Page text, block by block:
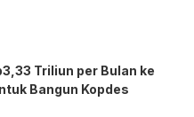
Triliun per Bulan ke
Bangun Kopdes